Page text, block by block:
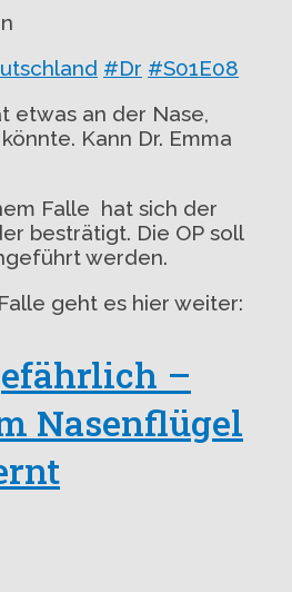
#Dr #S01E08
etwas an der Nase,
Kann Dr. Emma
Falle hat sich der
besträtigt. Die OP soll
werden.
geht es hier weiter:
–
Nasenflügel